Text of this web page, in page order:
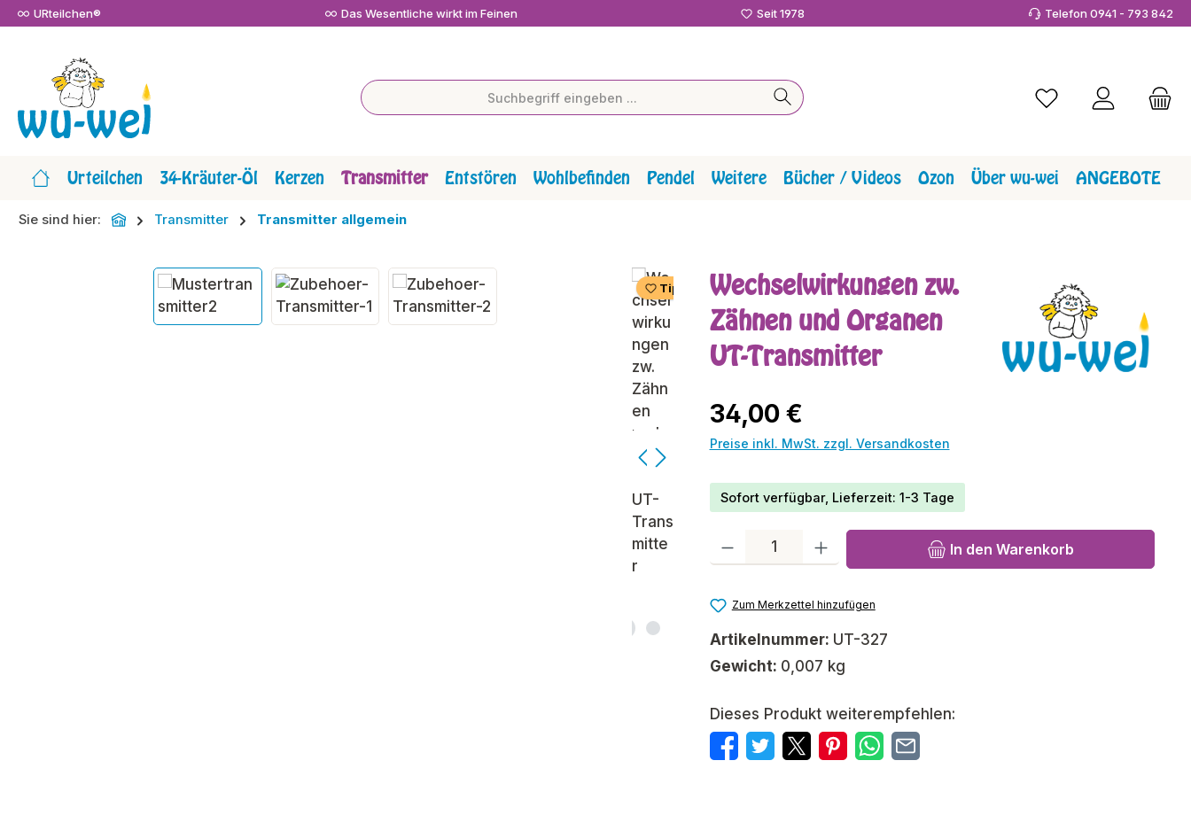
Hauptinhalt springen
Zur Suche springen
Zur Hauptnavigation springen
URteilchen® Das Wesentliche wirkt im Feinen Seit 1978 Telefon 0941 - 793 842
Du hast 0 Produkte
Urteilchen 34-Kräuter-Öl Kerzen Transmitter Entstören Wohlbefinden Pendel Weitere Bücher / Videos Ozon Über wu-wei ANGEBOTE
Sie sind hier: Transmitter Transmitter allgemein
Bildergalerie überspringen
Tipp
Wechselwirkungen zw.
Zähnen und Organen
UT-Transmitter
Regulärer Preis:
34,00 €
Preise inkl. MwSt. zzgl. Versandkosten
Sofort verfügbar, Lieferzeit: 1-3 Tage
Produkt Anzahl: Gib den gewünschten Wert ein oder benutze die
In den Warenkorb
Zum Merkzettel hinzufügen
Artikelnummer: UT-327
Gewicht: 0,007 kg
Dieses Produkt weiterempfehlen: